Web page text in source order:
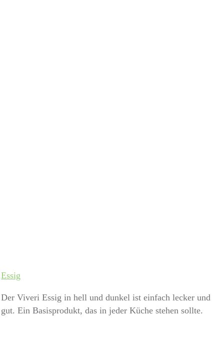
Essig
Der Viveri Essig in hell und dunkel ist einfach lecker und
gut. Ein Basisprodukt, das in jeder Küche stehen sollte.